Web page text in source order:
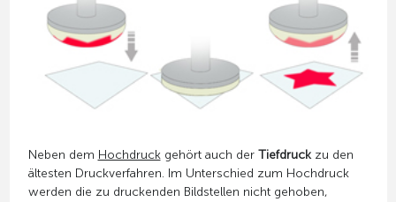
Neben dem Hochdruckgehört auch der Tiefdruckzu den
ältesten Druckverfahren. Im Unterschied zum Hochdruck
werden die zu druckenden Bildstellen nicht gehoben,